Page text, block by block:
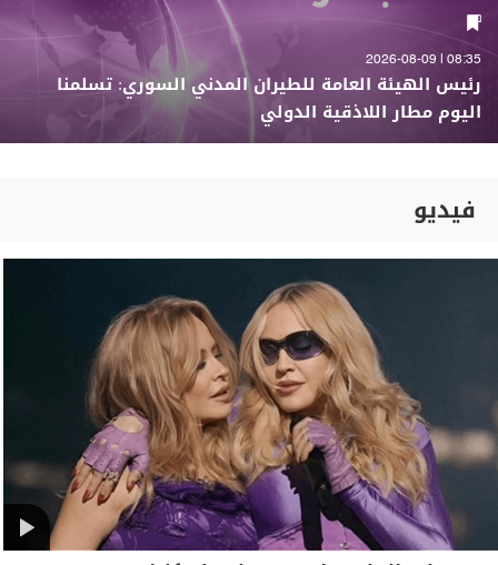
08:35 | 2026-08-09
رئيس الهيئة العامة للطيران المدني السوري: تسلمنا
اليوم مطار اللاذقية الدولي
فيديو